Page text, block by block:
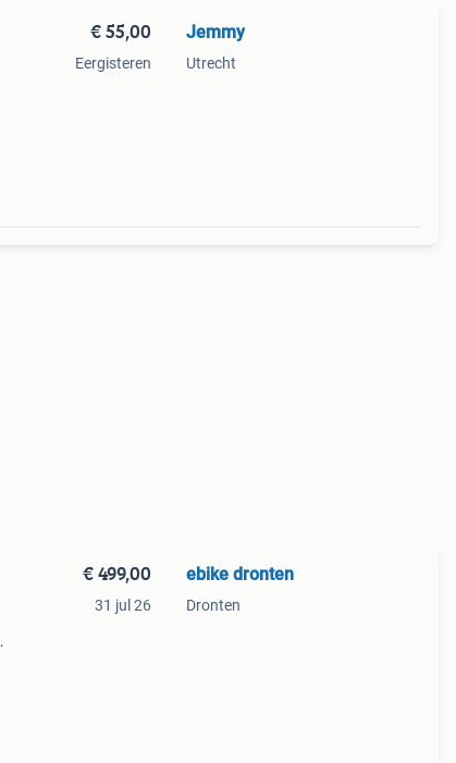
€ 55,00
Eergisteren
Jemmy
Utrecht
€ 499,00
31 jul 26
ebike dronten
Dronten